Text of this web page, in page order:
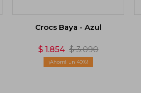
Crocs Baya - Azul
$ 1.854 $ 3.090
40